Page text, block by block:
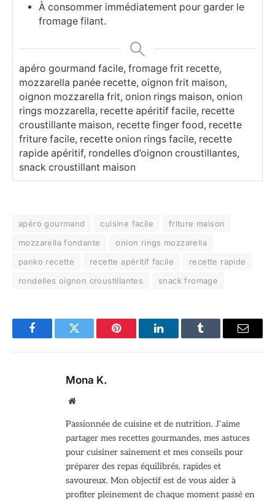
À consommer immédiatement pour garder le
fromage filant.
apéro gourmand facile, fromage frit recette,
mozzarella panée recette, oignon frit maison,
oignon mozzarella frit, onion rings maison, onion
rings mozzarella, recette apéritif facile, recette
croustillante maison, recette finger food, recette
friture facile, recette onion rings facile, recette
rapide apéritif, rondelles d’oignon croustillantes,
snack croustillant maison
apéro gourmand cuisine facile
friture maison
mozzarella fondante
onion rings mozzarella
panko recette
recette apéritif facile
recette rapide
rondelles oignon croustillantes
snack fromage
FacebookTwitter Pinterest LinkedInTumblr Email
Mona K.
Site
Passionnée de cuisine et de nutrition. J’aime
partager mes recettes gourmandes, mes astuces
pour cuisiner sainement et mes conseils pour
préparer des repas équilibrés, rapides et
savoureux. Mon objectif est de vous aider à
profiter pleinement de chaque moment passé en